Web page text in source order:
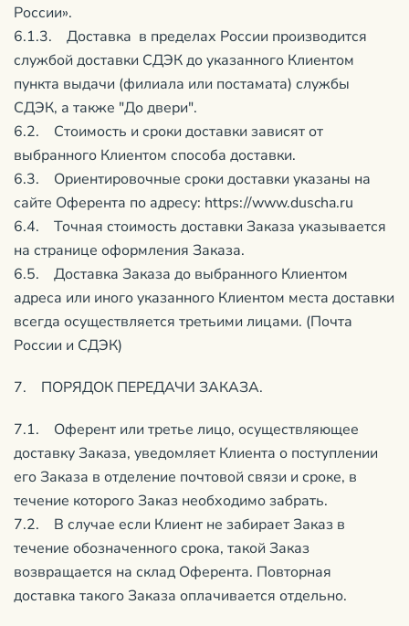
России».
6.1.3. Доставка в пределах России производится
службой доставки СДЭК до указанного Клиентом
пункта выдачи (филиала или постамата) службы
СДЭК, а также "До двери".
6.2. Стоимость и сроки доставки зависят от
выбранного Клиентом способа доставки.
6.3. Ориентировочные сроки доставки указаны на
сайте Оферента по адресу: https://www.duscha.ru
6.4. Точная стоимость доставки Заказа указывается
на странице оформления Заказа.
6.5. Доставка Заказа до выбранного Клиентом
адреса или иного указанного Клиентом места доставки
всегда осуществляется третьими лицами. (Почта
России и СДЭК)
7. ПОРЯДОК ПЕРЕДАЧИ ЗАКАЗА.
7.1. Оферент или третье лицо, осуществляющее
доставку Заказа, уведомляет Клиента о поступлении
его Заказа в отделение почтовой связи и сроке, в
течение которого Заказ необходимо забрать.
7.2. В случае если Клиент не забирает Заказ в
течение обозначенного срока, такой Заказ
возвращается на склад Оферента. Повторная
доставка такого Заказа оплачивается отдельно.